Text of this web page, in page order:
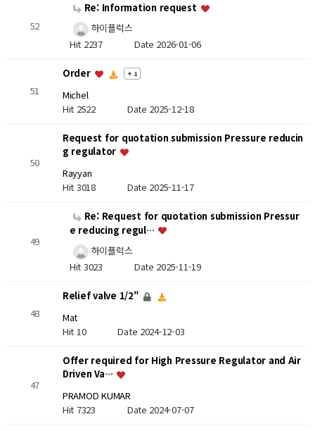
52
Re: Information request
하이플럭스
Hit 2237 Date 2026-01-06
51
Order + 1
Michel
Hit 2522 Date 2025-12-18
50
Request for quotation submission Pressure reducin
g regulator
Rayyan
Hit 3018 Date 2025-11-17
49
Re: Request for quotation submission Pressur
e reducing regul…
하이플럭스
Hit 3023 Date 2025-11-19
48
Relief valve 1/2"
Mat
Hit 10Date 2024-12-03
47
Offer required for High Pressure Regulator and Air
Driven Va…
PRAMOD KUMAR
Hit 7323 Date 2024-07-07